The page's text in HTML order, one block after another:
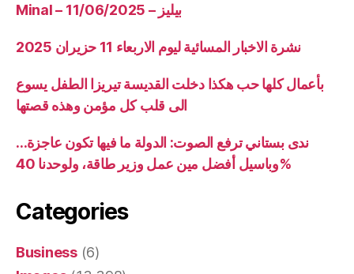
Minal – 11/06/2025 – بيليز
نشرة الاخبار المسائية ليوم الاربعاء 11 حزيران 2025
بأعمال كلها حب هكذا دخلت القديسة تيريزا الطفل يسوع
الى قلب كل مؤمن وهذه قصتها
ندى بستاني ترفع الصوت: الدولة ما فيها تكون عاجزة…
وباسيل أفضل مين عمل وزير طاقة، ولوحدنا 40%
Categories
Business(6)